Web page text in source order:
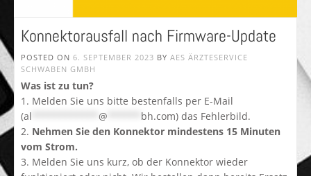
Konnektorausfall nach Firmware-Update
POSTED ON 6. SEPTEMBER 2023 BY AES ÄRZTESERVICE
SCHWABEN GMBH
Was ist zu tun?
1. Melden Sie uns bitte bestenfalls per E-Mail
(al @ bh.com) das Fehlerbild.
2. Nehmen Sie den Konnektor mindestens 15 Minuten
vom Strom.
3. Melden Sie uns kurz, ob der Konnektor wieder